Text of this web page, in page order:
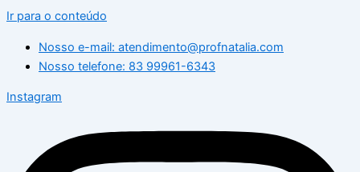
Ir para o conteúdo
Nosso e-mail: atendimento@profnatalia.com
Nosso telefone: 83 99961-6343
Instagram